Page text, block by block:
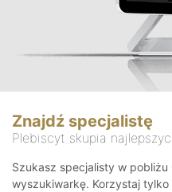
Znajdź specjalistę
Plebiscyt skupia
Szukasz specjalisty w pobliżu
wyszukiwarkę. Korzystaj tylko